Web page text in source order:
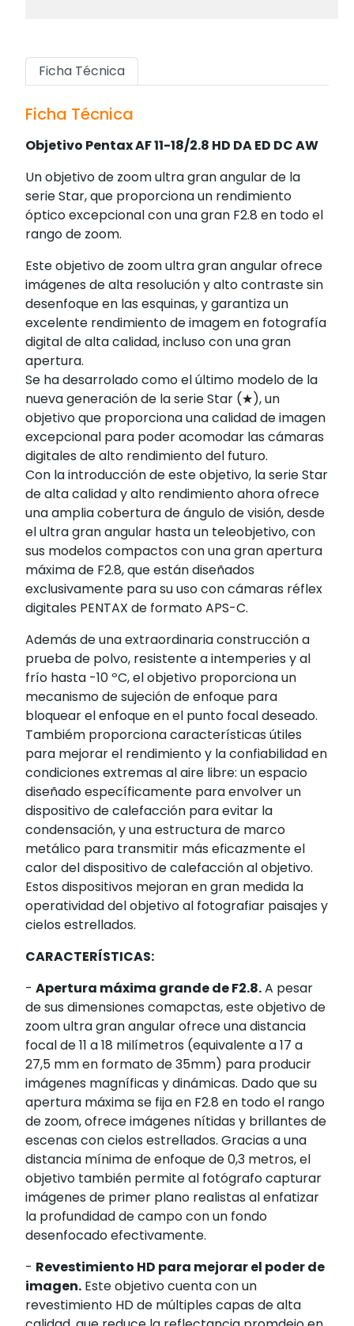
Ficha Técnica
Ficha Técnica
Objetivo Pentax AF 11-18/2.8 HD DA ED DC AW
Un objetivo de zoom ultra gran angular de la
serie Star, que proporciona un rendimiento
óptico excepcional con una gran F2.8 en todo el
rango de zoom.
Este objetivo de zoom ultra gran angular ofrece
imágenes de alta resolución y alto contraste sin
desenfoque en las esquinas, y garantiza un
excelente rendimiento de imagem en fotografía
digital de alta calidad, incluso con una gran
apertura.
Se ha desarrolado como el último modelo de la
nueva generación de la serie Star (★), un
objetivo que proporciona una calidad de imagen
excepcional para poder acomodar las cámaras
digitales de alto rendimiento del futuro.
Con la introducción de este objetivo, la serie Star
de alta calidad y alto rendimiento ahora ofrece
una amplia cobertura de ángulo de visión, desde
el ultra gran angular hasta un teleobjetivo, con
sus modelos compactos con una gran apertura
máxima de F2.8, que están diseñados
exclusivamente para su uso con cámaras réflex
digitales PENTAX de formato APS-C.
Además de una extraordinaria construcción a
prueba de polvo, resistente a intemperies y al
frío hasta -10 ºC, el objetivo proporciona un
mecanismo de sujeción de enfoque para
bloquear el enfoque en el punto focal deseado.
Tambiém proporciona características útiles
para mejorar el rendimiento y la confiabilidad en
condiciones extremas al aire libre: un espacio
diseñado específicamente para envolver un
dispositivo de calefacción para evitar la
condensación, y una estructura de marco
metálico para transmitir más eficazmente el
calor del dispositivo de calefacción al objetivo.
Estos dispositivos mejoran en gran medida la
operatividad del objetivo al fotografiar paisajes y
cielos estrellados.
CARACTERÍSTICAS:
- Apertura máxima grande de F2.8.A pesar
de sus dimensiones comapctas, este objetivo de
zoom ultra gran angular ofrece una distancia
focal de 11 a 18 milímetros (equivalente a 17 a
27,5 mm en formato de 35mm) para producir
imágenes magníficas y dinámicas. Dado que su
apertura máxima se fija en F2.8 en todo el rango
de zoom, ofrece imágenes nítidas y brillantes de
escenas con cielos estrellados. Gracias a una
distancia mínima de enfoque de 0,3 metros, el
objetivo también permite al fotógrafo capturar
imágenes de primer plano realistas al enfatizar
la profundidad de campo con un fondo
desenfocado efectivamente.
- Revestimiento HD para mejorar el poder de
imagen. Este objetivo cuenta con un
revestimiento HD de múltiples capas de alta